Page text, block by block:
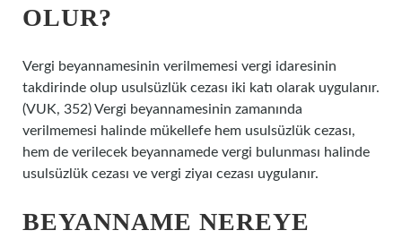
OLUR?
Vergi beyannamesinin verilmemesi vergi idaresinin
takdirinde olup usulsüzlük cezası iki katı olarak uygulanır.
(VUK, 352) Vergi beyannamesinin zamanında
verilmemesi halinde mükellefe hem usulsüzlük cezası,
hem de verilecek beyannamede vergi bulunması halinde
usulsüzlük cezası ve vergi ziyaı cezası uygulanır.
BEYANNAME NEREYE